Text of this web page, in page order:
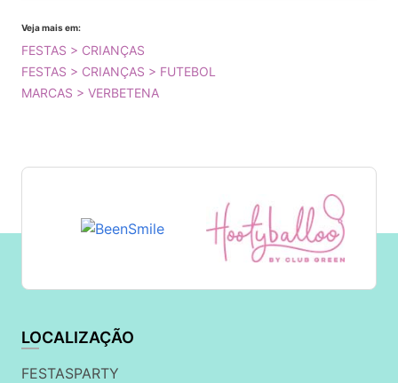
Veja mais em:
FESTAS > CRIANÇAS
FESTAS > CRIANÇAS > FUTEBOL
MARCAS > VERBETENA
LOCALIZAÇÃO
FESTASPARTY